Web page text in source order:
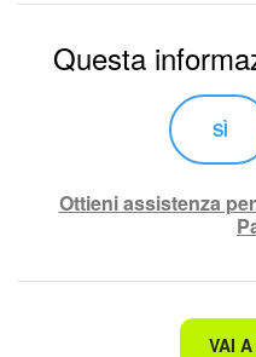
Questa
SÌ
Ottieni assistenza
Non è quello che stoVAI